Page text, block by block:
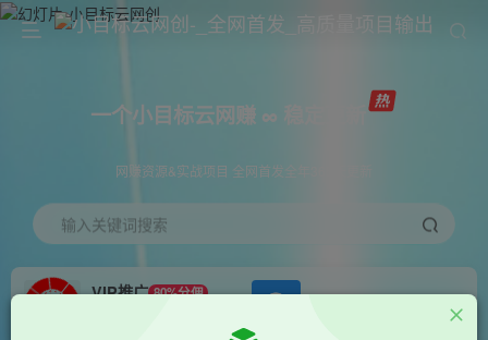
一个小目标云网赚 ∞ 稳定更新
网赚资源&实战项目 全网首发全年365天更新
输入关键词搜索
VIP推广 80%分佣